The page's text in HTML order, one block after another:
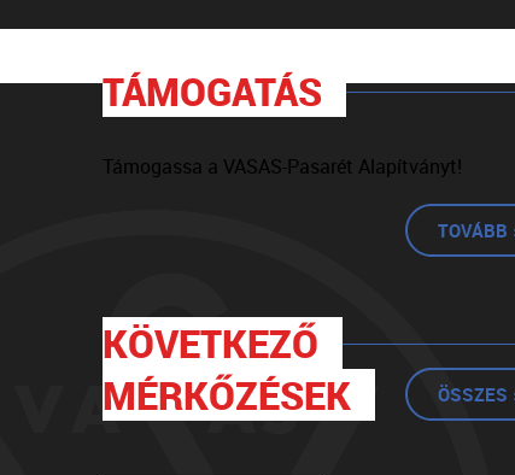
TÁMOGATÁS
Támogassa a VASAS-Pasarét Alapítványt!
TOVÁBB
KÖVETKEZŐ
MÉRKŐZÉSEK
ÖSSZES